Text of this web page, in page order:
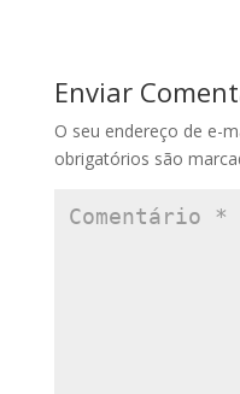
Enviar
O seu endereço de e-
obrigatórios são